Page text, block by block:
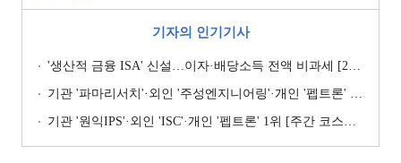
기자의 인기기사
'생산적 금융 ISA' 신설…이자·배당소득 전액 비과세 [2026 세제개편안]
기관 '파마리서치'·외인 '주성엔지니어링'·개인 '펩트론' 1위 [주간 코스닥 순매수- 2026년 7월27일~7월31일]
기관 '원익IPS'·외인 'ISC'·개인 '펩트론' 1위 [주간 코스닥 순매수- 2026년 7월6일~7월10일]